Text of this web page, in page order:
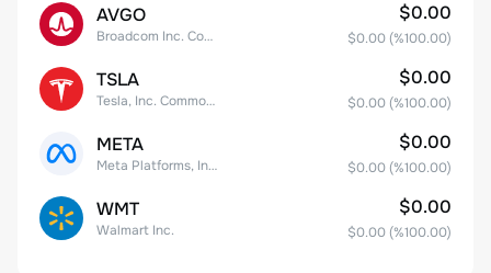
AVGO
Broadcom Inc. Common Stock
$0.00
$0.00 (%100.00)
TSLA
Tesla, Inc. Common Stock
$0.00
$0.00 (%100.00)
META
Meta Platforms, Inc. Class A Common Stock
$0.00
$0.00 (%100.00)
WMT
Walmart Inc.
$0.00
$0.00 (%100.00)